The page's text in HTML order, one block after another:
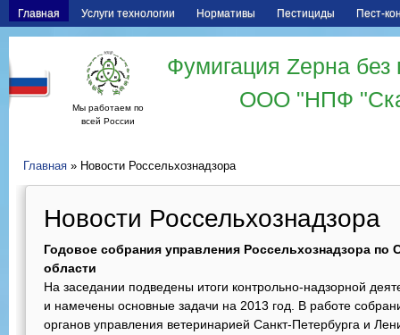
Главная Услуги технологии Нормативы Пестициды Пест-
Мы работаем по
всей России
Фумигация Zерна
ООО "НПФ
Главная » Новости Россельхознадзора
Новости Россельхознадзора
Годовое собрания управления Россельхознадзора по
области
На заседании подведены итоги контрольно-надзорной
и намечены основные задачи на 2013 год. В работе
органов управления ветеринарией Санкт-Петербурга и